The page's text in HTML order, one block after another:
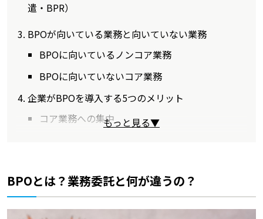
遣・BPR）
BPOが向いている業務と向いていない業務
BPOに向いているノンコア業務
BPOに向いていないコア業務
企業がBPOを導入する5つのメリット
コア業務への集中もっと見る▼
BPOとは？業務委託と何が違うの？